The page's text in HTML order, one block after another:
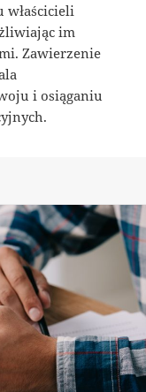
im
Zawierzenie
i osiąganiu